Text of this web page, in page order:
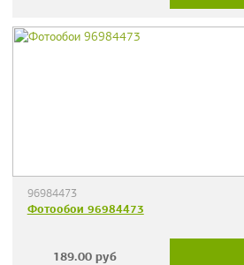
96984473
Фотообои 96984473
189.00 руб